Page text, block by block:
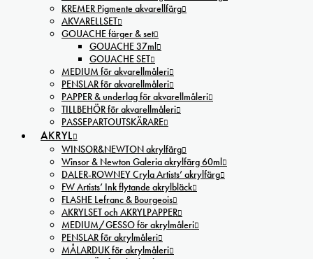
KREMER Pigmente akvarellfärg
AKVARELLSET
GOUACHE färger & set
GOUACHE 37ml
GOUACHE SET
MEDIUM för akvarellmåleri
PENSLAR för akvarellmåleri
PAPPER & underlag för akvarellmåleri
TILLBEHÖR för akvarellmåleri
PASSEPARTOUTSKÄRARE
AKRYL
WINSOR&NEWTON akrylfärg
Winsor & Newton Galeria akrylfärg 60ml
DALER-ROWNEY Cryla Artists’ akrylfärg
FW Artists’ Ink flytande akrylbläck
FLASHE Lefranc & Bourgeois
AKRYLSET och AKRYLPAPPER
MEDIUM/GESSO för akrylmåleri
PENSLAR för akrylmåleri
MÅLARDUK för akrylmåleri